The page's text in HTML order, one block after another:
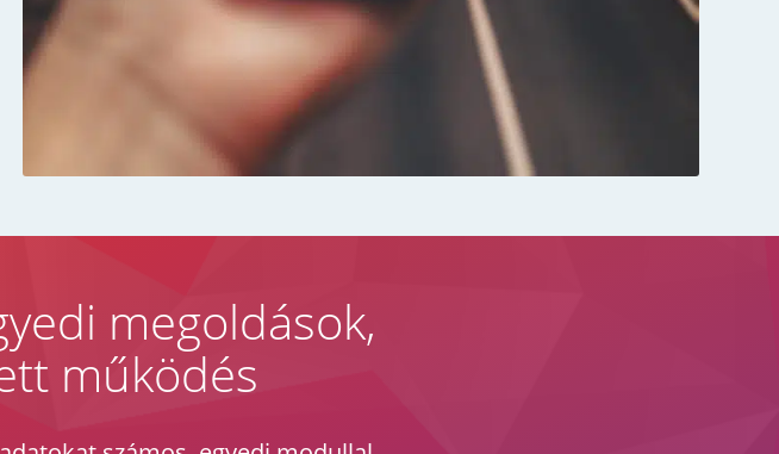
megoldások,
működés